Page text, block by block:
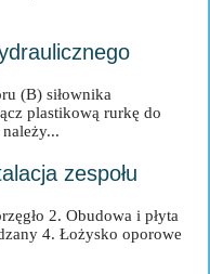
(B) siłownika
plastikową rurkę do
zespołu
2. Obudowa i płyta
4. Łożysko oporowe